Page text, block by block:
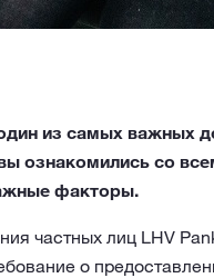
из самых важных
ознакомились со
факторы.
частных лиц LHV
о